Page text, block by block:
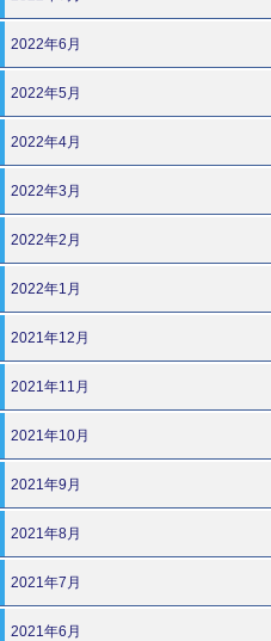
2022年6月
2022年5月
2022年4月
2022年3月
2022年2月
2022年1月
2021年12月
2021年11月
2021年10月
2021年9月
2021年8月
2021年7月
2021年6月